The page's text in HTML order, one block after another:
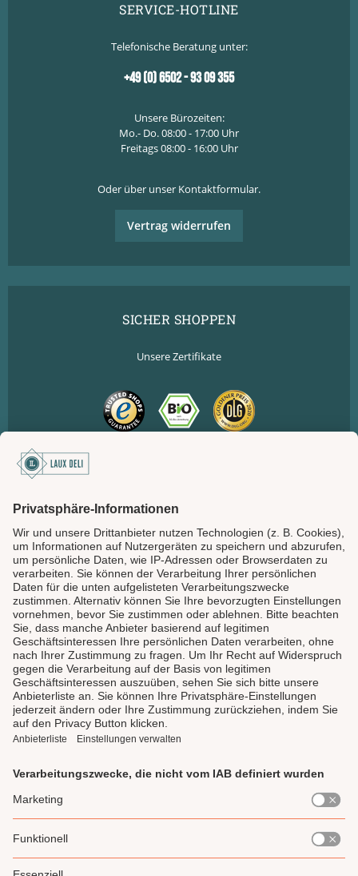
SERVICE-HOTLINE
Telefonische Beratung unter:
+49 (0) 6502 - 93 09 355
Unsere Bürozeiten:
Mo.- Do. 08:00 - 17:00 Uhr
Freitags 08:00 - 16:00 Uhr
Oder über unser Kontaktformular.
Vertrag widerrufen
SICHER SHOPPEN
Unsere Zertifikate
SICHER BEZAHLEN
LAUX DELI
SERVICE
GENIESSEN
UNSERE LIEBLINGE